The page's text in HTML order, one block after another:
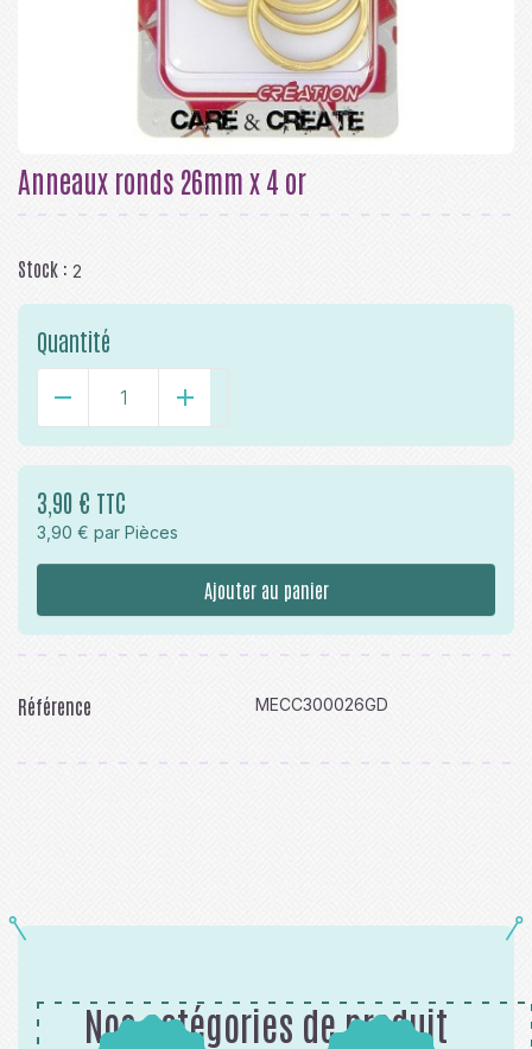
Anneaux ronds 26mm x 4 or
Stock : 2
Quantité
- +
3,90 € TTC
3,90 € par Pièces
Ajouter au panier
Référence MECC300026GD
Nos catégories de produit